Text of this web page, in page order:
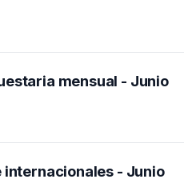
mensual - Junio
internacionales - Junio